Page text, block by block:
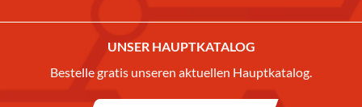
UNSER HAUPTKATALOG
Bestelle gratis unseren aktuellen Hauptkatalog.